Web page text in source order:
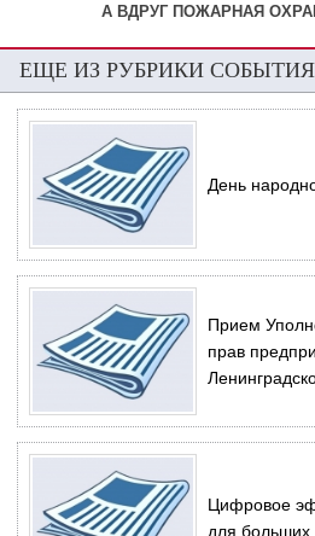
А ВДРУГ ПОЖАРНАЯ
ЕЩЕ ИЗ РУБРИКИ СОБЫТИЯ
День
Прием
прав
Цифровое
для больших